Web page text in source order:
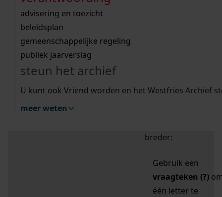
bouwvergunningen
omgevingsvergunningen
vergunningen
beeld en geluid
uitleg nodig?
Wij helpen u op weg met een aantal zoektips.
bekijk alle zoektips
Wij helpen u op weg met een aantal zoektips.
bekijk alle zoektips
bekijk ons geschiedenislokaal
advisering en toezicht
beleidsplan
gemeenschappelijke regeling
publiek jaarverslag
steun het archief
U kunt ook Vriend worden en het Westfries Archief
meer weten
zoektips
Mijn Studiezaal (inloggen)
uw zoekopdracht te
breder:
Gebruik een
vraagteken (?)
één letter te